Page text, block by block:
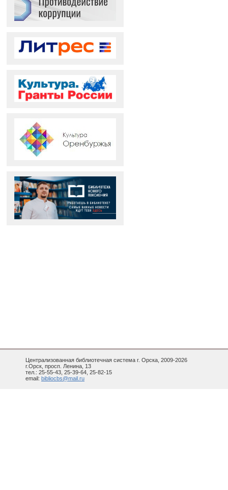
Централизованная библиотечная система г. Орска, 2009-2026
г.Орск, просп. Ленина, 13
тел.: 25-55-43, 25-39-64, 25-82-15
email: bibliocbs@mail.ru